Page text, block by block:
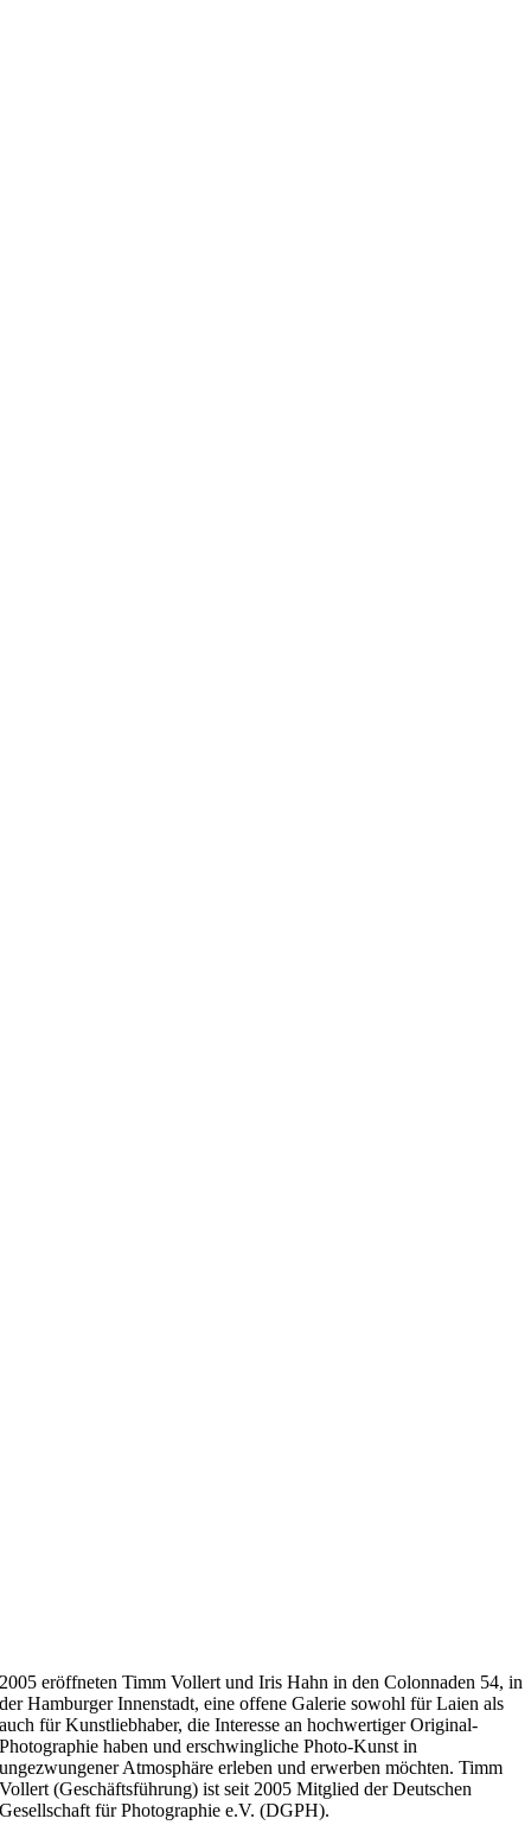
2005 eröffneten Timm Vollert und Iris Hahn in den Colonnaden 54, in
der Hamburger Innenstadt, eine offene Galerie sowohl für Laien als
auch für Kunstliebhaber, die Interesse an hochwertiger Original-
Photographie haben und erschwingliche Photo-Kunst in
ungezwungener Atmosphäre erleben und erwerben möchten. Timm
Vollert (Geschäftsführung) ist seit 2005 Mitglied der Deutschen
Gesellschaft für Photographie e.V. (DGPH).